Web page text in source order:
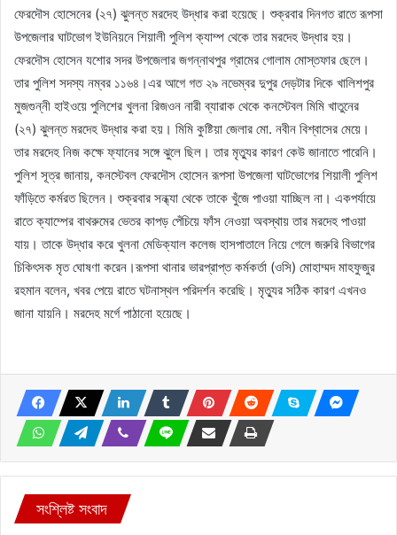
ফেরদৌস হোসেনের (২৭) ঝুলন্ত মরদেহ উদ্ধার করা হয়েছে। শুক্রবার দিনগত রাতে রূপসা
উপজেলার ঘাটভোগ ইউনিয়নে শিয়ালী পুলিশ ক্যাম্প থেকে তার মরদেহ উদ্ধার হয়।
ফেরদৌস হোসেন যশোর সদর উপজেলার জগন্নাথপুর গ্রামের গোলাম মোস্তফার ছেলে।
তার পুলিশ সদস্য নম্বর ১১৬৪।এর আগে গত ২৯ নভেম্বর দুপুর দেড়টার দিকে খালিশপুর
মুজগুন্নী হাইওয়ে পুলিশের খুলনা রিজওন নারী ব্যারাক থেকে কনস্টেবল মিমি খাতুনের
(২৭) ঝুলন্ত মরদেহ উদ্ধার করা হয়। মিমি কুষ্টিয়া জেলার মো. নবীন বিশ্বাসের মেয়ে।
তার মরদেহ নিজ কক্ষে ফ্যানের সঙ্গে ঝুলে ছিল। তার মৃত্যুর কারণ কেউ জানাতে পারেনি।
পুলিশ সূত্র জানায়, কনস্টেবল ফেরদৌস হোসেন রূপসা উপজেলা ঘাটভোগের শিয়ালী পুলিশ
ফাঁড়িতে কর্মরত ছিলেন। শুক্রবার সন্ধ্যা থেকে তাকে খুঁজে পাওয়া যাচ্ছিল না। একপর্যায়ে
রাতে ক্যাম্পের বাথরুমের ভেতর কাপড় পেঁচিয়ে ফাঁস নেওয়া অবস্থায় তার মরদেহ পাওয়া
যায়। তাকে উদ্ধার করে খুলনা মেডিক্যাল কলেজ হাসপাতালে নিয়ে গেলে জরুরি বিভাগের
চিকিৎসক মৃত ঘোষণা করেন।রূপসা থানার ভারপ্রাপ্ত কর্মকর্তা (ওসি) মোহাম্মদ মাহফুজুর
রহমান বলেন, খবর পেয়ে রাতে ঘটনাস্থল পরিদর্শন করেছি। মৃত্যুর সঠিক কারণ এখনও
জানা যায়নি। মরদেহ মর্গে পাঠানো হয়েছে।
সংশ্লিষ্ট সংবাদ